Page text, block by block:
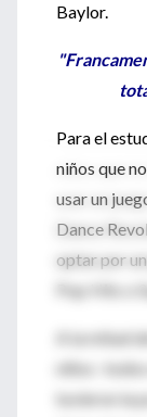
Baylor.
Para el
niños que
usar un
Dance
optar por
Pop Hits o
A la mitad
niños -
tuvieron la